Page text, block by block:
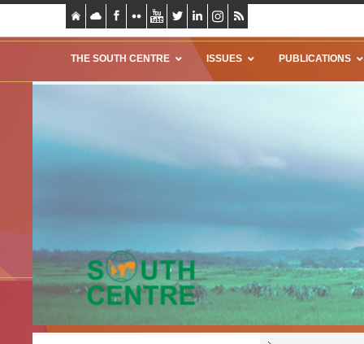
THE SOUTH CENTRE ISSUES PUBLICATIONS